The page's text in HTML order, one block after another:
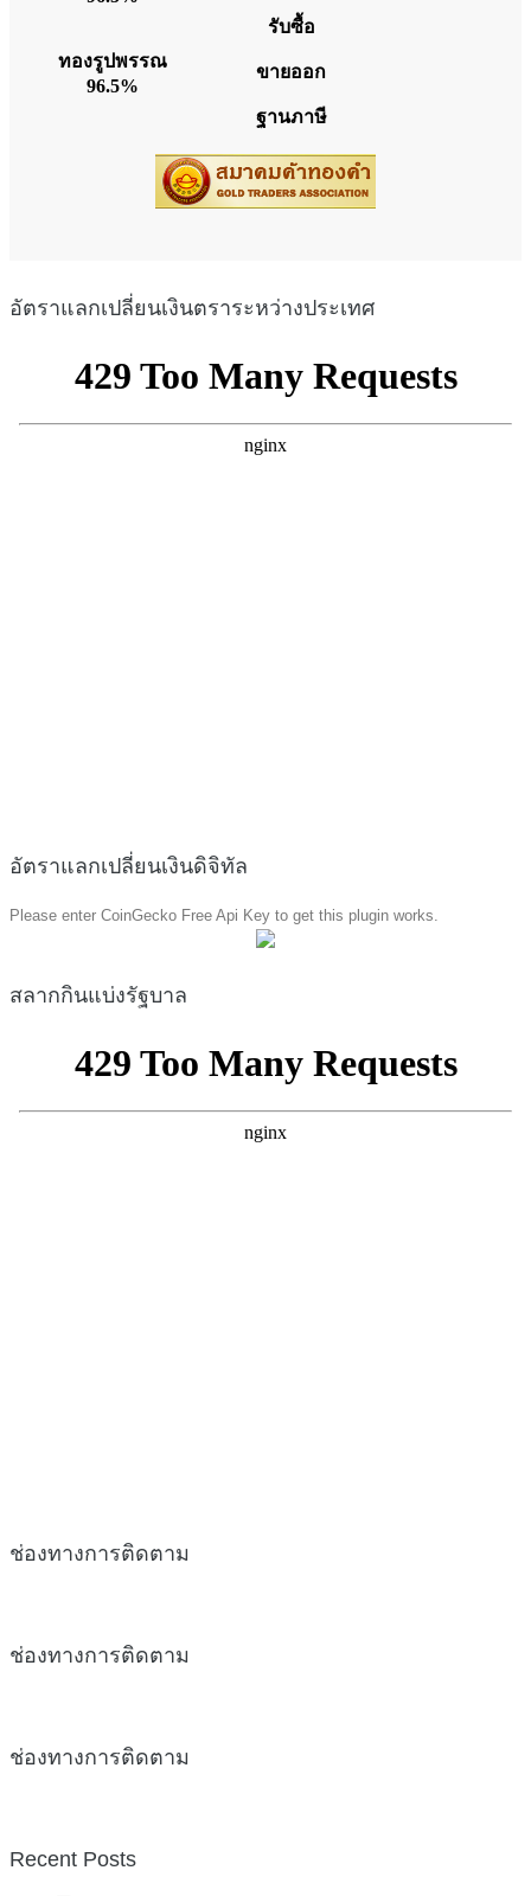
อัตราแลกเปลี่ยนเงินตราระหว่างประเทศ
อัตราแลกเปลี่ยนเงินดิจิทัล
Please enter CoinGecko Free Api Key to get this plugin works.
สลากกินแบ่งรัฐบาล
ช่องทางการติดตาม
ช่องทางการติดตาม
ช่องทางการติดตาม
Recent Posts